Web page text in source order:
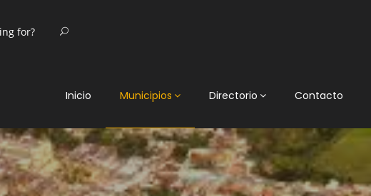
Inicio Municipios Directorio Contacto